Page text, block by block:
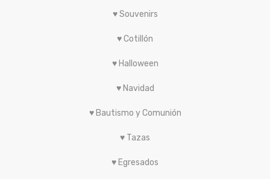
♥ Souvenirs
♥ Cotillón
♥ Halloween
♥ Navidad
♥ Bautismo y Comunión
♥ Tazas
♥ Egresados